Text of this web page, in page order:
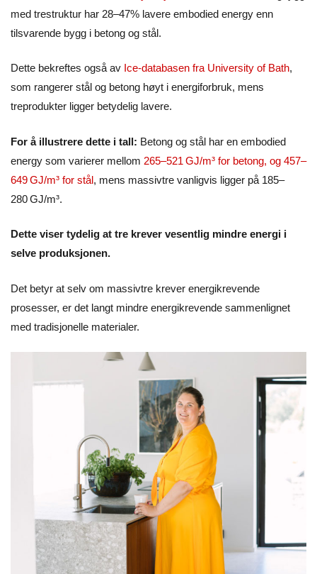
med trestruktur har 28–47% lavere embodied energy enn
tilsvarende bygg i betong og stål.
Dette bekreftes også av Ice-databasen fra University of Bath,
som rangerer stål og betong høyt i energiforbruk, mens
treprodukter ligger betydelig lavere.
For å illustrere dette i tall: Betong og stål har en embodied
energy som varierer mellom 265–521 GJ/m³ for betong, og 457–
649 GJ/m³ for stål, mens massivtre vanligvis ligger på 185–
280 GJ/m³.
Dette viser tydelig at tre krever vesentlig mindre energi i
selve produksjonen.
Det betyr at selv om massivtre krever energikrevende
prosesser, er det langt mindre energikrevende sammenlignet
med tradisjonelle materialer.